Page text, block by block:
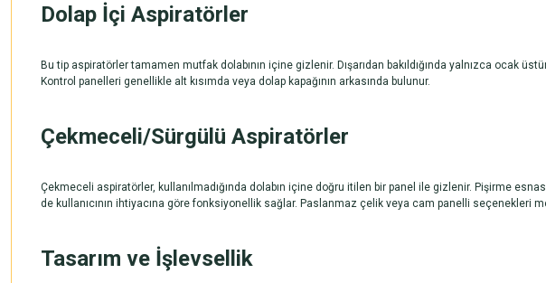
Dolap İçi Aspiratörler
Bu tip aspiratörler tamamen mutfak dolabının içine gizlenir. Dışarıdan bakıldığında yalnızca ocak
Kontrol panelleri genellikle alt kısımda veya dolap kapağının arkasında bulunur.
Çekmeceli/Sürgülü Aspiratörler
Çekmeceli aspiratörler, kullanılmadığında dolabın içine doğru itilen bir panel ile gizlenir. Pişirme
de kullanıcının ihtiyacına göre fonksiyonellik sağlar. Paslanmaz çelik veya cam panelli seçenekleri
Tasarım ve İşlevsellik